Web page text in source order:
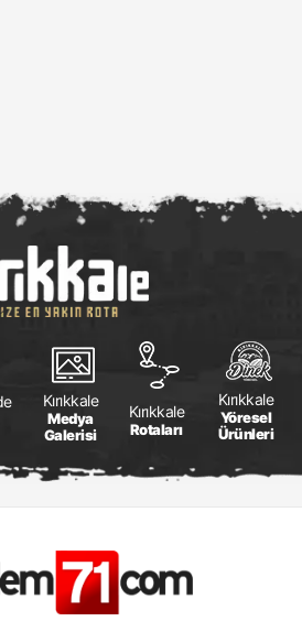
Kırıkkale
Medya
Galerisi
Kırıkkale
Rotaları
Kırıkkale
Yöresel
Ürünleri